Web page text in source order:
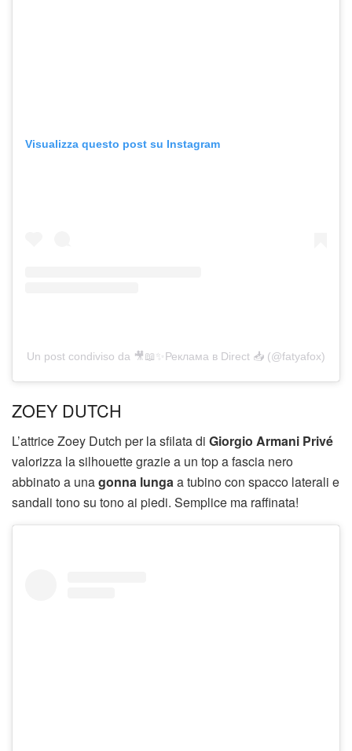
Visualizza questo post su Instagram
Un post condiviso da 🎥📖✨Реклама в Direct 📥 (@fatyafox)
ZOEY DUTCH
L’attrice Zoey Dutch per la sfilata di Giorgio Armani Privé
valorizza la silhouette grazie a un top a fascia nero
abbinato a unagonna lungaa tubino con spacco laterali e
sandali tono su tono ai piedi. Semplice ma raffinata!